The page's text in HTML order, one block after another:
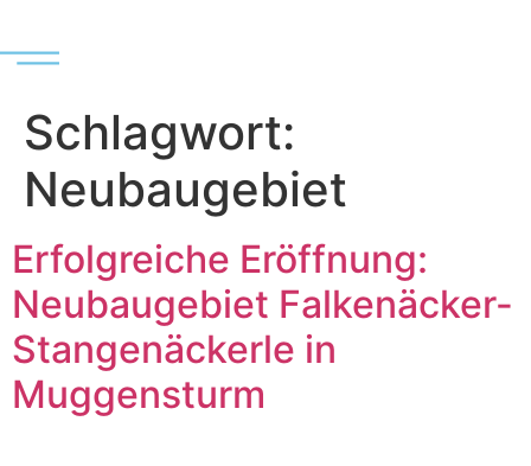
Schlagwort:
Neubaugebiet
Erfolgreiche Eröffnung:
Neubaugebiet Falkenäcker-
Stangenäckerle in
Muggensturm